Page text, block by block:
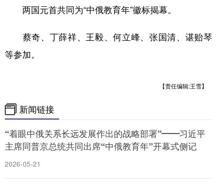
两国元首共同为“中俄教育年”徽标揭幕。
蔡奇、丁薛祥、王毅、何立峰、张国清、谌贻琴
等参加。
【责任编辑:王雪】
新闻链接
“着眼中俄关系长远发展作出的战略部署”——习近平
主席同普京总统共同出席“中俄教育年”开幕式侧记
2026-05-21